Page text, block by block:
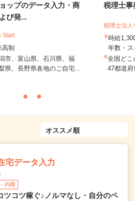
ップのデータ入力・商
び発...
Start
高制
市、富山県、石川県、福
県、長野県各地のご自宅...
税理士事
税理士法人
時給
年数・
全国どこ
47都道
宅データ入力
内職
ツコツ稼ぐ♪ノルマなし・自分のペ